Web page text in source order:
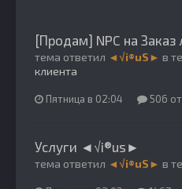
[Продам] NPC на
тема ответил ◄√i®uS► в
клиента
Пятница в 02:04 506
Услуги ◄√i®us►
тема ответил ◄√i®uS► в